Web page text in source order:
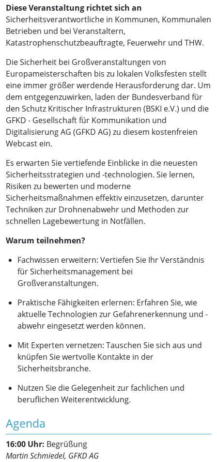
Diese Veranstaltung richtet sich an
Sicherheitsverantwortliche in Kommunen, Kommunalen
Betrieben und bei Veranstaltern,
Katastrophenschutzbeauftragte, Feuerwehr und THW.
Die Sicherheit bei Großveranstaltungen von
Europameisterschaften bis zu lokalen Volksfesten stellt
eine immer größer werdende Herausforderung dar. Um
dem entgegenzuwirken, laden der Bundesverband für
den Schutz Kritischer Infrastrukturen (BSKI e.V.) und die
GFKD - Gesellschaft für Kommunikation und
Digitalisierung AG (GFKD AG) zu diesem kostenfreien
Webcast ein.
Es erwarten Sie vertiefende Einblicke in die neuesten
Sicherheitsstrategien und -technologien. Sie lernen,
Risiken zu bewerten und moderne
Sicherheitsmaßnahmen effektiv einzusetzen, darunter
Techniken zur Drohnenabwehr und Methoden zur
schnellen Lagebewertung in Notfällen.
Warum teilnehmen?
Fachwissen erweitern: Vertiefen Sie Ihr Verständnis
für Sicherheitsmanagement bei
Großveranstaltungen.
Praktische Fähigkeiten erlernen: Erfahren Sie, wie
aktuelle Technologien zur Gefahrenerkennung und -
abwehr eingesetzt werden können.
Mit Experten vernetzen: Tauschen Sie sich aus und
knüpfen Sie wertvolle Kontakte in der
Sicherheitsbranche.
Nutzen Sie die Gelegenheit zur fachlichen und
beruflichen Weiterentwicklung.
Agenda
16:00 Uhr: Begrüßung
Martin Schmiedel, GFKD AG